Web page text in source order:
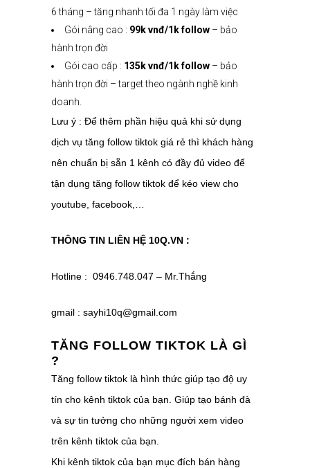
6 tháng – tăng nhanh tối đa 1 ngày làm việc
Gói nâng cao : 99k vnđ/1k follow – bảo
hành trọn đời
Gói cao cấp : 135k vnđ/1k follow – bảo
hành trọn đời – target theo ngành nghề kinh
doanh.
Lưu ý : Để thêm phần hiệu quả khi sử dụng
dịch vụ tăng follow tiktok giá rẻ thì khách hàng
nên chuẩn bị sẵn 1 kênh có đầy đủ video để
tận dụng tăng follow tiktok để kéo view cho
youtube, facebook,…
THÔNG TIN LIÊN HỆ 10Q.VN :
Hotline : 0946.748.047 – Mr.Thắng
gmail : sayhi10q@gmail.com
TĂNG FOLLOW TIKTOK LÀ GÌ
?
Tăng follow tiktok là hình thức giúp tạo độ uy
tín cho kênh tiktok của bạn. Giúp tạo bánh đà
và sự tin tưởng cho những người xem video
trên kênh tiktok của bạn.
Khi kênh tiktok của bạn mục đích bán hàng